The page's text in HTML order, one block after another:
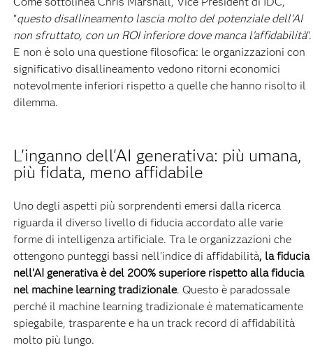
"questo disallineamento lascia molto del potenziale dell'AI
non sfruttato, con un ROI inferiore dove manca l'affidabilità".
E non è solo una questione filosofica: le organizzazioni con
significativo disallineamento vedono ritorni economici
notevolmente inferiori rispetto a quelle che hanno risolto il
dilemma.
L'inganno dell'AI generativa: più umana,
più fidata, meno affidabile
Uno degli aspetti più sorprendenti emersi dalla ricerca
riguarda il diverso livello di fiducia accordato alle varie
forme di intelligenza artificiale. Tra le organizzazioni che
ottengono punteggi bassi nell'indice di affidabilità, la fiducia
nell'AI generativa è del 200% superiore rispetto alla fiducia
nel machine learning tradizionale. Questo è paradossale
perché il machine learning tradizionale è matematicamente
spiegabile, trasparente e ha un track record di affidabilità
molto più lungo.